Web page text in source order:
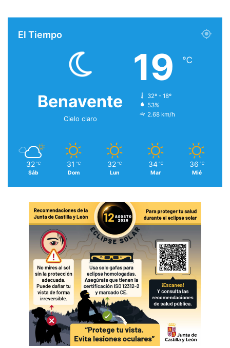
El Tiempo
Benavente
Cielo claro
19 ℃
32º - 18º
53%
2.68 km/h
32 ℃
Sáb
31 ℃
Dom
32 ℃
Lun
34 ℃
Mar
36 ℃
Mié